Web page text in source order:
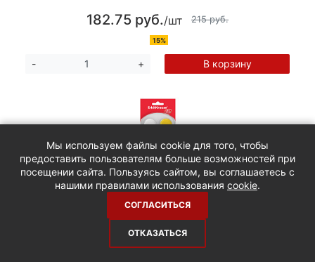
182.75 руб./шт 215 руб.
15%
- + В корзину
Краски акварельные медовые 12 цветов
ErichKrause ArtBerry, в пластиковом пенале,
Мы используем файлы cookie для того, чтобы
предоставить пользователям больше возможностей при
посещении сайта. Пользуясь сайтом, вы соглашаетесь с
нашими правилами использования cookie.
СОГЛАСИТЬСЯ
ОТКАЗАТЬСЯ